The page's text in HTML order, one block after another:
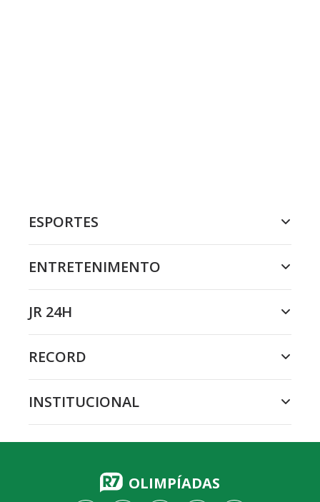
ESPORTES
ENTRETENIMENTO
JR 24H
RECORD
INSTITUCIONAL
OLIMPÍADAS